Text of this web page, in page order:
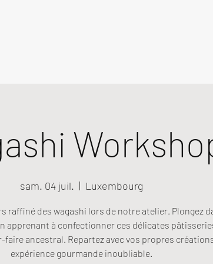
sam. 04 juil.
  |
Luxembourg
raffiné des wagashi lors de notre atelier. Plongez
apprenant à confectionner ces délicates
ancestral. Repartez avec vos propres
expérience gourmande inoubliable.